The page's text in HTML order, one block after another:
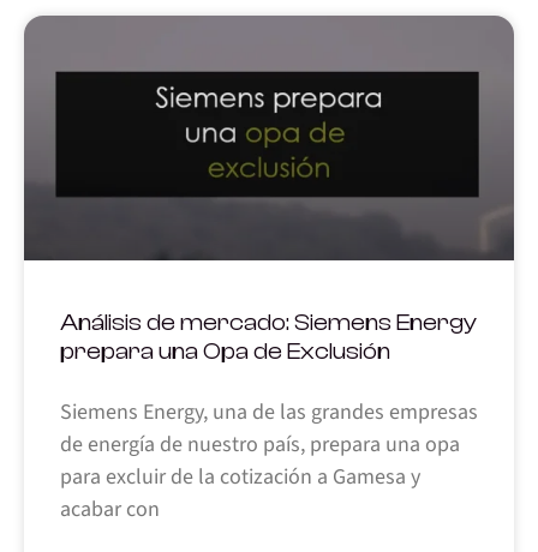
Análisis de mercado: Siemens Energy
prepara una Opa de Exclusión
Siemens Energy, una de las grandes empresas
de energía de nuestro país, prepara una opa
para excluir de la cotización a Gamesa y
acabar con